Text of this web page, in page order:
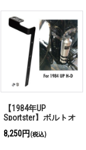
【1984年UP
Sportster】ボルトオ
ンアイズ オリジナル
8,250円 (税込)